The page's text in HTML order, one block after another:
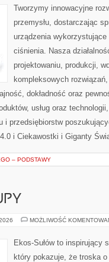
Tworzymy innowacyjne
przemysłu, dostarczając
urządzenia
ciśnienia. Nasza
projektowaniu, produkcji,
kompleksowych
dokładność oraz
usług oraz
i przedsiębiorstw
i Ciekawostki i Giganty
– PODSTAWY
MOŻLIWOŚĆ
Ekos-Sułów to inspirujący
który pokazuje, że troska